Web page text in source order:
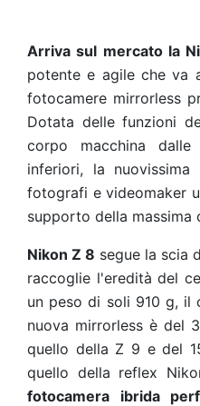
Arriva sul mercato la
potente e agile che va
fotocamere mirrorless
Dotata delle funzioni
corpo macchina
inferiori, la
fotografi e videomaker
supporto della massima
Nikon Z 8 segue la scia
raccoglie l'eredità del
un peso di soli 910 g, il
nuova mirrorless è del
quello della Z 9 e del
quello della reflex
fotocamera ibrida